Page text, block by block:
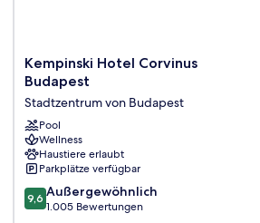
Kempinski
Hotel
Corvinus
Budapest
Stadtzentrum
von
Budapest
Kempinski Hotel Corvinus
Budapest
Stadtzentrum von Budapest
Pool
Wellness
Haustiere erlaubt
Parkplätze verfügbar
9.6
von
9,6 Außergewöhnlich
1.005 Bewertungen